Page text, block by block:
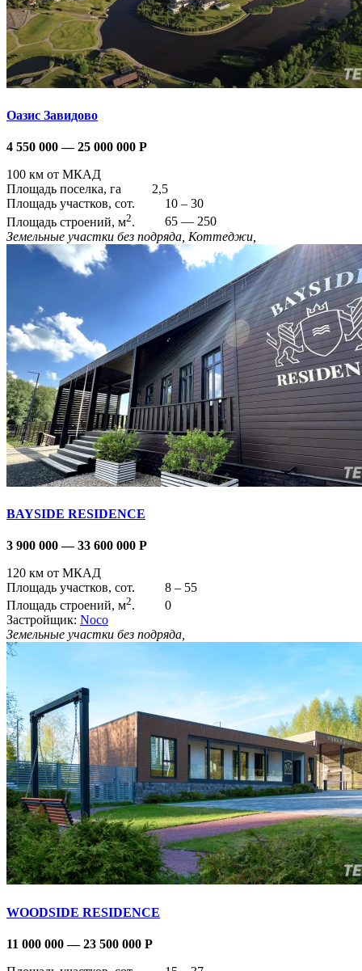
Оазис Завидово
4 550 000 — 25 000 000 Р
100 км от МКАД
Площадь поселка, га
2,5
Площадь участков, сот.
10 – 30
Площадь строений, м2.
65 — 250
Земельные участки без подряда, Коттеджи,
BAYSIDE RESIDENCE
3 900 000 — 33 600 000 Р
120 км от МКАД
Площадь участков, сот.
8 – 55
Площадь строений, м2.
0
Застройщик: Noco
Земельные участки без подряда,
WOODSIDE RESIDENCE
11 000 000 — 23 500 000 Р